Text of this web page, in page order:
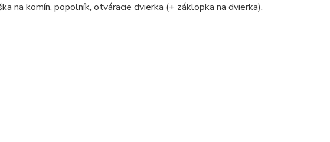
na komín, popolník, otváracie dvierka (+ záklopka na dvierka).